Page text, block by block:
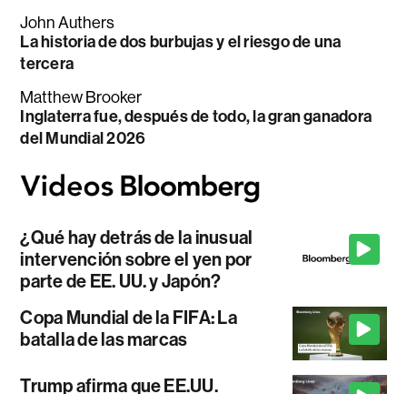
John Authers
La historia de dos burbujas y el riesgo de una
tercera
Matthew Brooker
Inglaterra fue, después de todo, la gran ganadora
del Mundial 2026
¿Qué hay detrás de la inusual
intervención sobre el yen por
parte de EE. UU. y Japón?
Copa Mundial de la FIFA: La
batalla de las marcas
Trump afirma que EE.UU.